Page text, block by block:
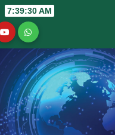
7:39:30 AM